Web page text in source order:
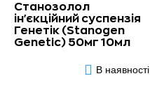
Станозолол
ін'єкційний суспензія
Генетік (Stanogen
Genetic) 50мг 10мл
В наявності